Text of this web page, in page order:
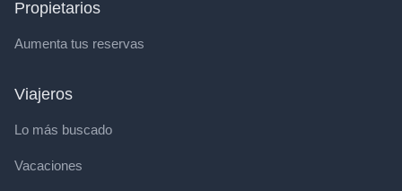
Propietarios
Aumenta tus reservas
Viajeros
Lo más buscado
Vacaciones